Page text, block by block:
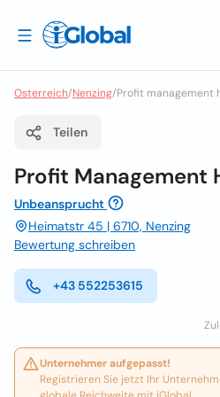
Osterreich/Nenzing/Profit management
Teilen
Profit Management
Unbeansprucht
Heimatstr 45 | 6710, Nenzing
Bewertung schreiben
+43 552253615
Unternehmer aufgepasst!
Registrieren Sie jetzt Ihr